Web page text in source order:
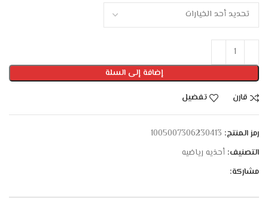
إضافة إلى السلة
قارن
تفضيل
رمز المنتج: 1005007306230413
التصنيف: أحذيه رياضيه
مشاركة: